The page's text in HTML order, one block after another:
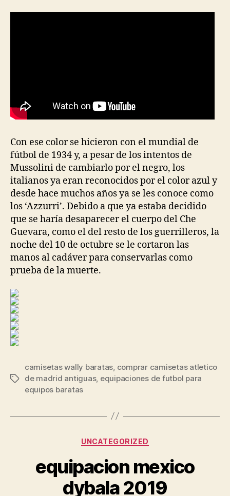
Con ese color se hicieron con el mundial de
fútbol de 1934 y, a pesar de los intentos de
Mussolini de cambiarlo por el negro, los
italianos ya eran reconocidos por el color azul y
desde hace muchos años ya se les conoce como
los ‘Azzurri’. Debido a que ya estaba decidido
que se haría desaparecer el cuerpo del Che
Guevara, como el del resto de los guerrilleros, la
noche del 10 de octubre se le cortaron las
manos al cadáver para conservarlas como
prueba de la muerte.
Etiquetas
camisetas wally baratas comprar camisetas atletico
de madrid antiguas, equipaciones de futbol para
equipos baratas
Categorías
UNCATEGORIZED
equipacion mexico
dybala 2019